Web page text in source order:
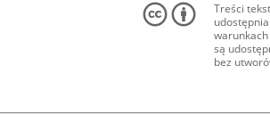
Treści
warunkach
są
bez